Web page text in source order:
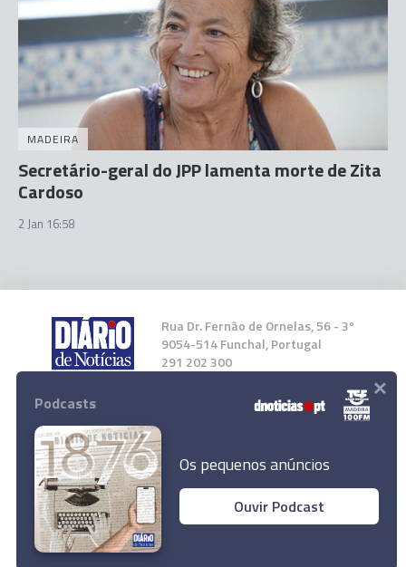
MADEIRA
Secretário-geral do JPP lamenta morte de Zita
Cardoso
2 Jan 16:58
Rua Dr. Fernão de Ornelas, 56 - 3º
9054-514 Funchal, Portugal
291 202 300
Instale a nossa App
© 2025 Empresa Diário de Notícias, Lda.
Todos os direitos reservados.
Podcasts
Os pequenos anúncios
Ouvir Podcast
×